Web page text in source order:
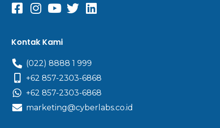
Kontak Kami
(022) 8888 1 999
+62 857-2303-6868
+62 857-2303-6868
marketing@cyberlabs.co.id